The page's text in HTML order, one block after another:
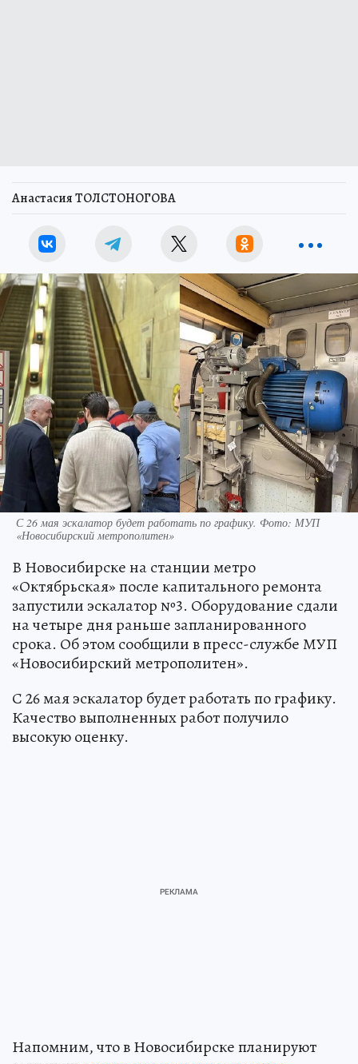
Анастасия ТОЛСТОНОГОВА
С 26 мая эскалатор будет работать по графику. Фото: МУП
«Новосибирский метрополитен»
В Новосибирске на станции метро
«Октябрьская» после капитального ремонта
запустили эскалатор №3. Оборудование сдали
на четыре дня раньше запланированного
срока. Об этом сообщили в пресс-службе МУП
«Новосибирский метрополитен».
С 26 мая эскалатор будет работать по графику.
Качество выполненных работ получило
высокую оценку.
Напомним, что в Новосибирске планируют